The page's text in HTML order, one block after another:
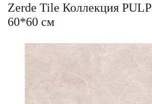
Zerde Tile Коллекция
60*60 см